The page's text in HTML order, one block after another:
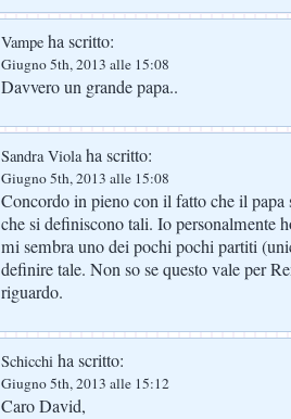
Vampe ha scritto:
Giugno 5th, 2013 alle 15:08
Davvero un grande papa..
Sandra Violaha scritto:
Giugno 5th, 2013 alle 15:08
Concordo in pieno con il fatto che il
che si definiscono tali. Io personalmente
mi sembra uno dei pochi pochi partiti
definire tale. Non so se questo vale per
riguardo.
Schicchi ha scritto:
Giugno 5th, 2013 alle 15:12
Caro David,